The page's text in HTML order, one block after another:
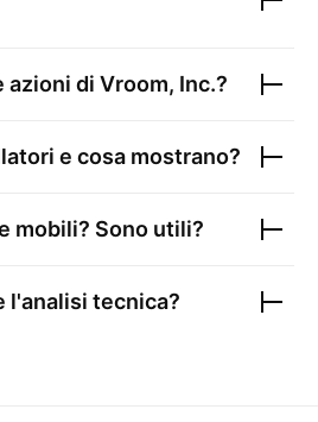
azioni di Vroom, Inc.?
e cosa mostrano?
mobili? Sono utili?
l'analisi tecnica?